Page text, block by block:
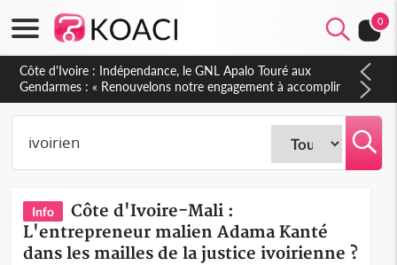
0
Sierra Leone : Un projet de réforme constitutionnelle en
gestation, points clés des amendements, un exclu d'avance
Info
Côte d'Ivoire-Mali :
L'entrepreneur malien Adama Kanté
dans les mailles de la justice ivoirienne ?